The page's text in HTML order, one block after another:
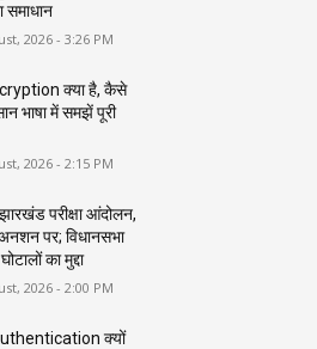
समाधान
2026 - 3:26 PM
क्या है, कैसे
भाषा में समझें पूरी
2026 - 2:15 PM
परीक्षा आंदोलन,
पर; विधानसभा
का मुद्दा
2026 - 2:00 PM
क्यों